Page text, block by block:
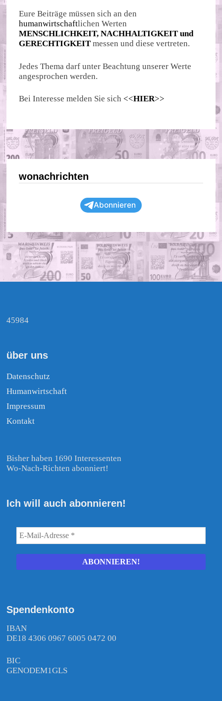
Eure Beiträge müssen sich an den
humanwirtschaftlichen Werten
MENSCHLICHKEIT, NACHHALTIGKEIT und
GERECHTIGKEIT messen und diese vertreten.
Jedes Thema darf unter Beachtung unserer Werte
angesprochen werden.
Bei Interesse melden Sie sich <<HIER>>
wonachrichten
Abonnieren
45984
über uns
Datenschutz
Humanwirtschaft
Impressum
Kontakt
Bisher haben 1690 Interessenten
Wo-Nach-Richten abonniert!
Ich will auch abonnieren!
Spendenkonto
IBAN
DE18 4306 0967 6005 0472 00
BIC
GENODEM1GLS